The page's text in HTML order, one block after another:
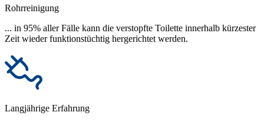
Rohrreinigung
... in 95% aller Fälle kann die verstopfte Toilette innerhalb kürzester
Zeit wieder funktionstüchtig hergerichtet werden.
Langjährige Erfahrung